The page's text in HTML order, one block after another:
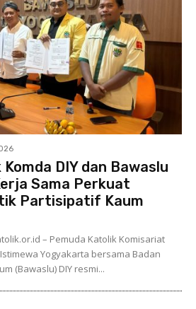
DIY dan Bawaslu
Sama Perkuat
Partisipatif Kaum
– Pemuda Katolik Komisariat
Yogyakarta bersama Badan
(Bawaslu) DIY resmi...